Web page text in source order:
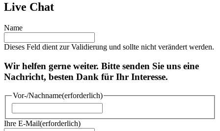
Live Chat
Name
Dieses Feld dient zur Validierung und sollte nicht verändert werden.
Wir helfen gerne weiter. Bitte senden Sie uns eine
Nachricht, besten Dank für Ihr Interesse.
Vor-/Nachname(erforderlich)
Ihre E-Mail(erforderlich)